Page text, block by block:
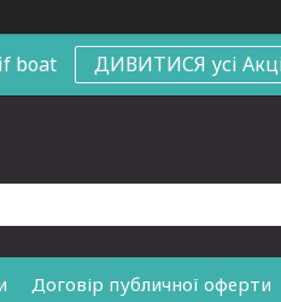
boat ДИВИТИСЯ усі
Договір публичної оферти